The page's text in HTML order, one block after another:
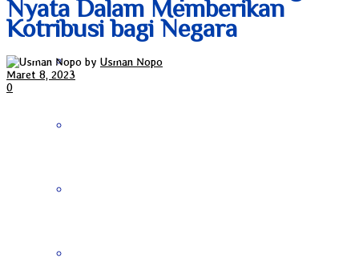
Banten
Nyata Dalam Memberikan
Kotribusi bagi Negara
by Usman Nopo
Maret 8, 2023
0